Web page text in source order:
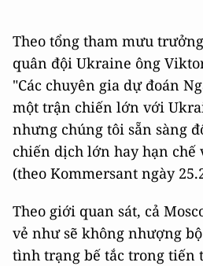
Theo tổng tham mưu
quân đội Ukraine ông
"Các chuyên gia dự đoán
một trận chiến lớn với
nhưng chúng tôi sẵn sàng
chiến dịch lớn hay hạn chế
(theo Kommersant ngày
Theo giới quan sát, cả
vẻ như sẽ không nhượng
tình trạng bế tắc trong tiến